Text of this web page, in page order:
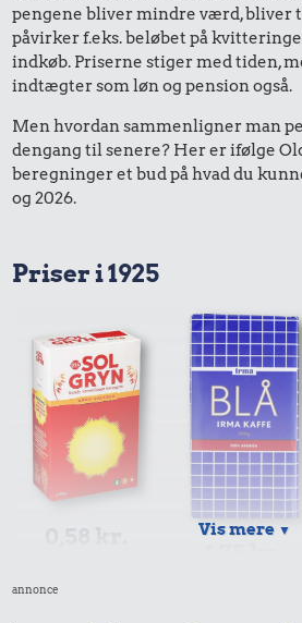
pengene bliver mindre værd, bliver
påvirker f.eks. beløbet på
indkøb. Priserne stiger med tiden,
indtægter som løn og pension også.
Men hvordan sammenligner man
dengang til senere? Her er ifølge
beregninger et bud på hvad du
og 2026.
Priser i 1925
Vis mere ▼
annonce